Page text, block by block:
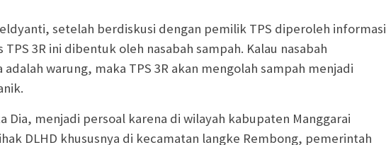
setelah berdiskusi dengan pemilik TPS diperoleh informasi
TPS 3R ini dibentuk oleh nasabah sampah. Kalau nasabah
adalah warung, maka TPS 3R akan mengolah sampah menjadi
Dia, menjadi persoal karena di wilayah kabupaten Manggarai
DLHD khususnya di kecamatan langke Rembong, pemerintah